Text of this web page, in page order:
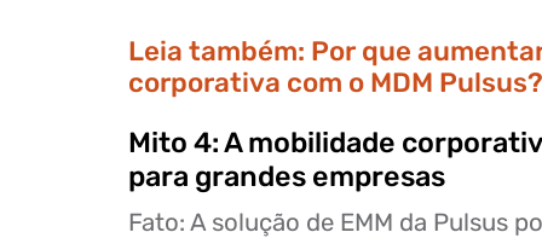
Leia também: Por que
corporativa com o MDM Pulsus?
Mito 4: A mobilidade
para grandes empresas
Fato: A solução de EMM da Pulsus